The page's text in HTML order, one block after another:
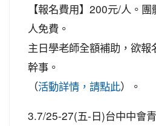
【報名費用】200元/人。
人免費。
主日學老師全額補助，欲報
幹事。
（活動詳情，請點此）。
3.7/25-27(五-日)台中中會